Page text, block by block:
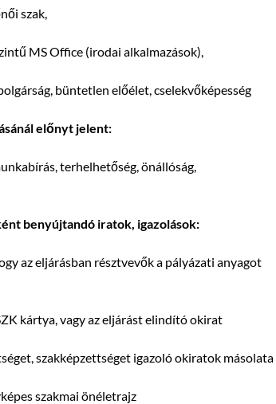
szak,
MS Office (irodai alkalmazások),
büntetlen előélet, cselekvőképesség
előnyt jelent:
terhelhetőség, önállóság,
benyújtandó iratok, igazolások:
az eljárásban résztvevők a pályázati anyagot
kártya, vagy az eljárást elindító okirat
szakképzettséget igazoló okiratok másolata
szakmai önéletrajz